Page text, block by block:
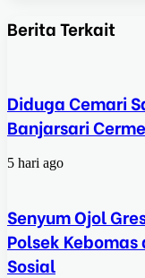
Berita Terkait
Diduga Cemari
Banjarsari
5 hari ago
Senyum Ojol
Polsek Kebomas
Sosial